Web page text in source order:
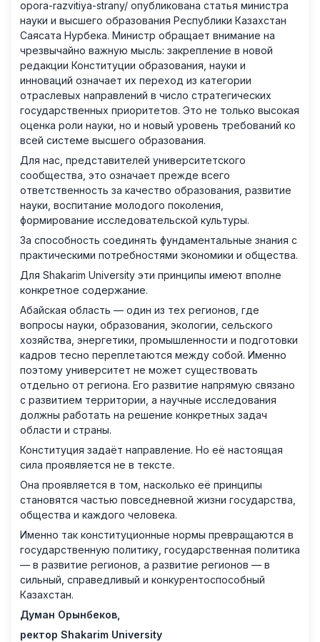
opora-razvitiya-strany/ опубликована статья министра
науки и высшего образования Республики Казахстан
Саясата Нурбека. Министр обращает внимание на
чрезвычайно важную мысль: закрепление в новой
редакции Конституции образования, науки и
инноваций означает их переход из категории
отраслевых направлений в число стратегических
государственных приоритетов. Это не только высокая
оценка роли науки, но и новый уровень требований ко
всей системе высшего образования.
Для нас, представителей университетского
сообщества, это означает прежде всего
ответственность за качество образования, развитие
науки, воспитание молодого поколения,
формирование исследовательской культуры.
За способность соединять фундаментальные знания с
практическими потребностями экономики и общества.
Для Shakarim University эти принципы имеют вполне
конкретное содержание.
Абайская область — один из тех регионов, где
вопросы науки, образования, экологии, сельского
хозяйства, энергетики, промышленности и подготовки
кадров тесно переплетаются между собой. Именно
поэтому университет не может существовать
отдельно от региона. Его развитие напрямую связано
с развитием территории, а научные исследования
должны работать на решение конкретных задач
области и страны.
Конституция задаёт направление. Но её настоящая
сила проявляется не в тексте.
Она проявляется в том, насколько её принципы
становятся частью повседневной жизни государства,
общества и каждого человека.
Именно так конституционные нормы превращаются в
государственную политику, государственная политика
— в развитие регионов, а развитие регионов — в
сильный, справедливый и конкурентоспособный
Казахстан.
Думан Орынбеков,
ректор Shakarim University